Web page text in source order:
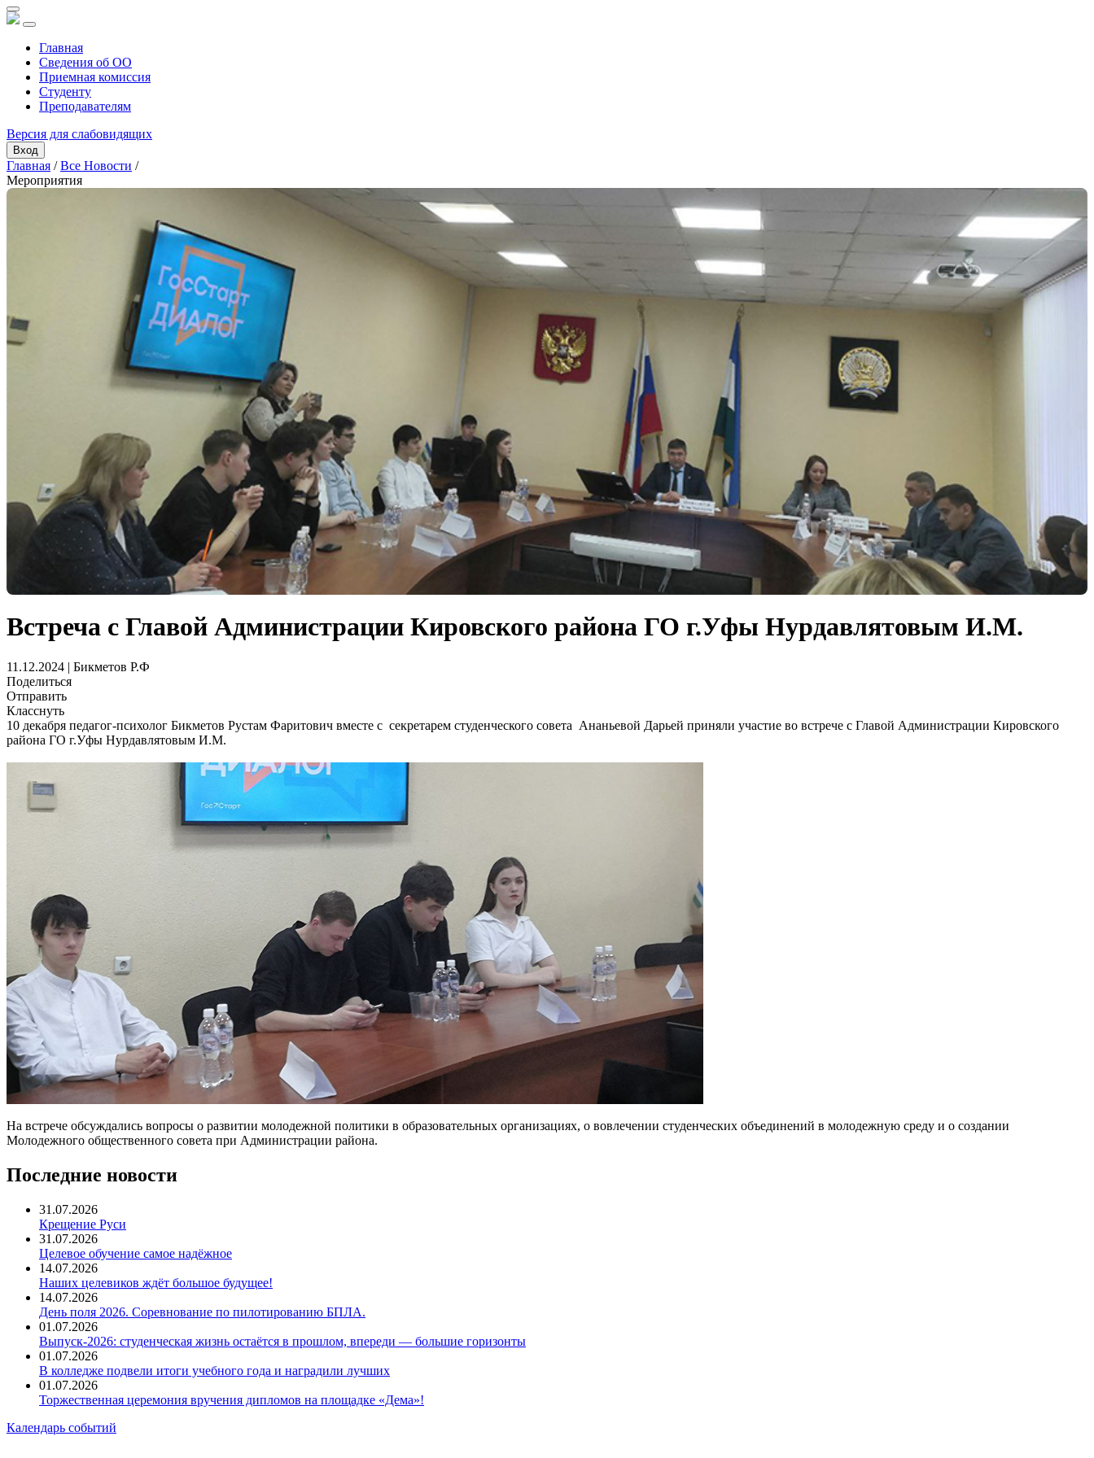
Главная
Сведения об ОО
Приемная комиссия
Студенту
Преподавателям
Версия для слабовидящих
Вход
Главная /Все Новости /
Мероприятия
Встреча с Главой Администрации Кировского района ГО г.Уфы Нурдавлятовым И.М.
11.12.2024 | Бикметов Р.Ф
Поделиться
Отправить
Класснуть
10 декабря педагог-психолог Бикметов Рустам Фаритович вместе с секретарем студенческого совета Ананьевой Дарьей приняли участие во встрече с Главой Администрации Кировского
района ГО г.Уфы Нурдавлятовым И.М.
На встрече обсуждались вопросы о развитии молодежной политики в образовательных организациях, о вовлечении студенческих объединений в молодежную среду и о создании
Молодежного общественного совета при Администрации района.
Последние новости
31.07.2026
Крещение Руси
31.07.2026
Целевое обучение самое надёжное
14.07.2026
Наших целевиков ждёт большое будущее!
14.07.2026
День поля 2026. Соревнование по пилотированию БПЛА.
01.07.2026
Выпуск-2026: студенческая жизнь остаётся в прошлом, впереди — большие горизонты
01.07.2026
В колледже подвели итоги учебного года и наградили лучших
01.07.2026
Торжественная церемония вручения дипломов на площадке «Дема»!
Календарь событий